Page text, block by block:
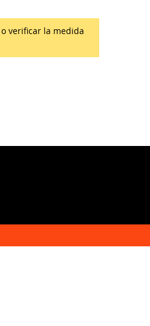
verificar la medida